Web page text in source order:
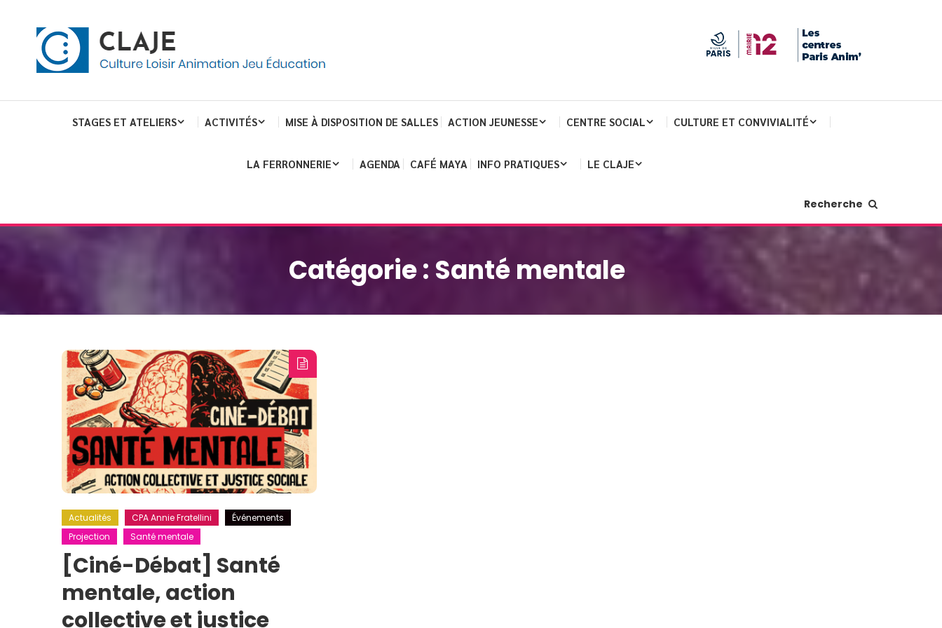
Claje
STAGES ET ATELIERS ACTIVITÉS MISE À DISPOSITION DE SALLES ACTION JEUNESSE CENTRE SOCIAL CULTURE ET CONVIVIALITÉ
LA FERRONNERIE AGENDA CAFÉ MAYA INFO PRATIQUES LE CLAJE
Recherche
Catégorie : Santé mentale
Actualités CPA Annie Fratellini
Événements
Projection
Santé mentale
[Ciné-Débat] Santé
mentale, action
collective et justice